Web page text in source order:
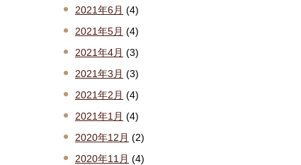
2021年6月 (4)
2021年5月 (4)
2021年4月 (3)
2021年3月 (3)
2021年2月 (4)
2021年1月 (4)
2020年12月 (2)
2020年11月 (4)